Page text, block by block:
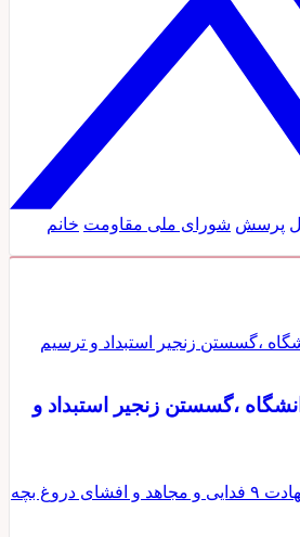
پرسش شورای ملی مقاومت خانم
،گسستن زنجیر استبداد و